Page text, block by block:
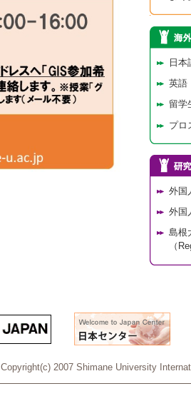
日本
英語
留学
プロ
外国
外国
島根
（
Copyright(c) 2007 Shimane University